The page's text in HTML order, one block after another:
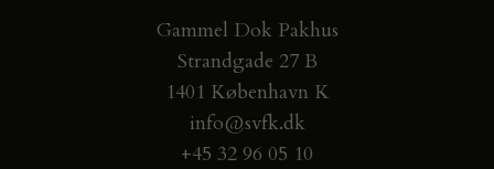
Gammel Dok Pakhus
Strandgade 27 B
1401 København K
info@svfk.dk
+45 32 96 05 10